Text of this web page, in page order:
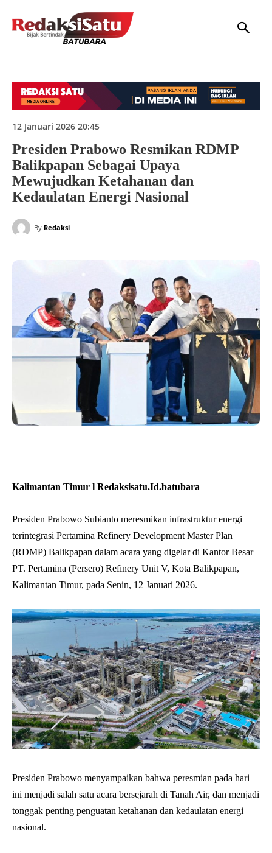
12 Januari 2026 20:45
Presiden Prabowo Resmikan RDMP
Balikpapan Sebagai Upaya
Mewujudkan Ketahanan dan
Kedaulatan Energi Nasional
By Redaksi
Kalimantan Timur l Redaksisatu.Id.batubara
Presiden Prabowo Subianto meresmikan infrastruktur energi
terintegrasi Pertamina Refinery Development Master Plan
(RDMP) Balikpapan dalam acara yang digelar di Kantor Besar
PT. Pertamina (Persero) Refinery Unit V, Kota Balikpapan,
Kalimantan Timur, pada Senin, 12 Januari 2026.
Presiden Prabowo menyampaikan bahwa peresmian pada hari
ini menjadi salah satu acara bersejarah di Tanah Air, dan menjadi
tonggak penting penguatan ketahanan dan kedaulatan energi
nasional.